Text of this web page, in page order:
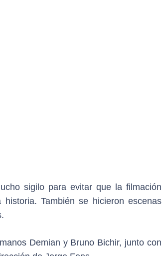
sigilo para evitar que la filmación
También se hicieron escenas
Demian y Bruno Bichir, junto con